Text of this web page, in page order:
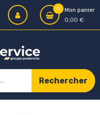
0
Mon panier
0,00 €
Rechercher